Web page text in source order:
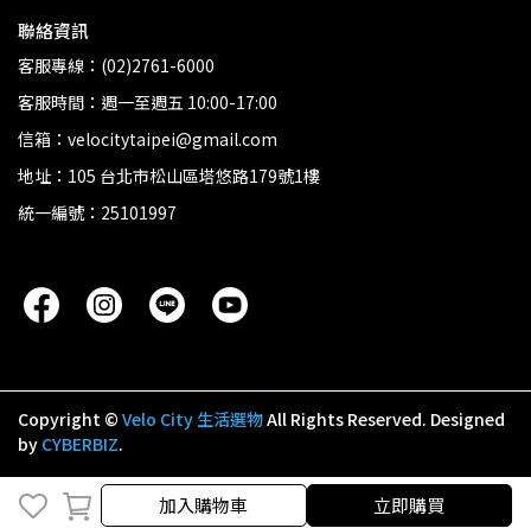
加入購物車 立即購買
聯絡資訊
客服專線：(02)2761-6000
客服時間：週一至週五 10:00-17:00
信箱：velocitytaipei@gmail.com
地址：105 台北市松山區塔悠路179號1樓
統一編號：25101997
Copyright © Velo City 生活選物All Rights Reserved. Designed
by CYBERBIZ.